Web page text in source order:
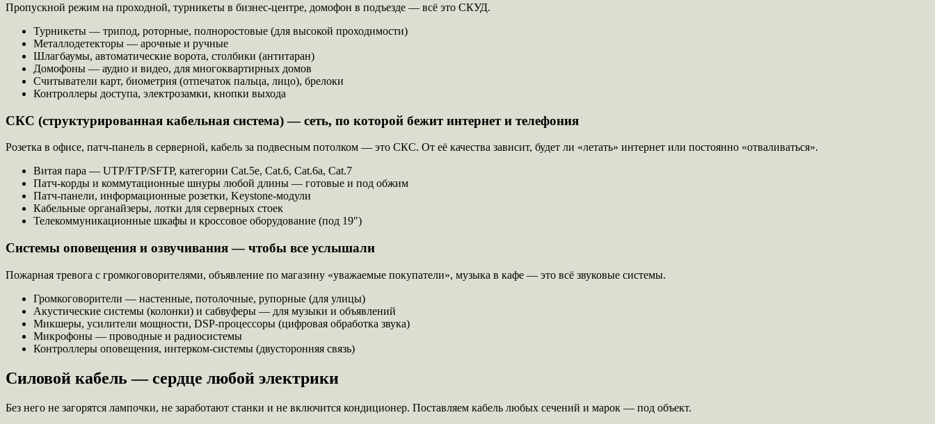
Пропускной режим на проходной, турникеты в бизнес-центре, домофон в подъезде — всё это СКУД.
Турникеты — трипод, роторные, полноростовые (для высокой проходимости)
Металлодетекторы — арочные и ручные
Шлагбаумы, автоматические ворота, столбики (антитаран)
Домофоны — аудио и видео, для многоквартирных домов
Считыватели карт, биометрия (отпечаток пальца, лицо), брелоки
Контроллеры доступа, электрозамки, кнопки выхода
СКС (структурированная кабельная система) — сеть, по которой бежит интернет и телефония
Розетка в офисе, патч-панель в серверной, кабель за подвесным потолком — это СКС. От её качества зависит, будет ли «летать» интернет или постоянно «отваливаться».
Витая пара — UTP/FTP/SFTP, категории Cat.5e, Cat.6, Cat.6a, Cat.7
Патч-корды и коммутационные шнуры любой длины — готовые и под обжим
Патч-панели, информационные розетки, Keystone-модули
Кабельные органайзеры, лотки для серверных стоек
Телекоммуникационные шкафы и кроссовое оборудование (под 19″)
Системы оповещения и озвучивания — чтобы все услышали
Пожарная тревога с громкоговорителями, объявление по магазину «уважаемые покупатели», музыка в кафе — это всё звуковые системы.
Громкоговорители — настенные, потолочные, рупорные (для улицы)
Акустические системы (колонки) и сабвуферы — для музыки и объявлений
Микшеры, усилители мощности, DSP-процессоры (цифровая обработка звука)
Микрофоны — проводные и радиосистемы
Контроллеры оповещения, интерком-системы (двусторонняя связь)
Силовой кабель — сердце любой электрики
Без него не загорятся лампочки, не заработают станки и не включится кондиционер. Поставляем кабель любых сечений и марок — под объект.